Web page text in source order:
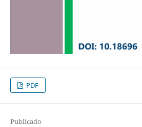
PDF
Publicado